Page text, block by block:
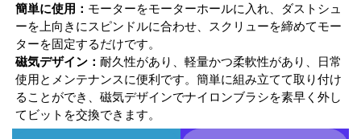
ト
シ
ュ
ー
ス
ピ
ト
シ
ュ
ー
ス
ピ
簡単に使用： モーターをモーターホールに入れ、ダストシュ
ーを上向きにスピンドルに合わせ、スクリューを締めてモー
ターを固定するだけです。
磁気デザイン： 耐久性があり、軽量かつ柔軟性があり、日常
使用とメンテナンスに便利です。簡単に組み立てて取り付け
ることができ、磁気デザインでナイロンブラシを素早く外し
てビットを交換できます。